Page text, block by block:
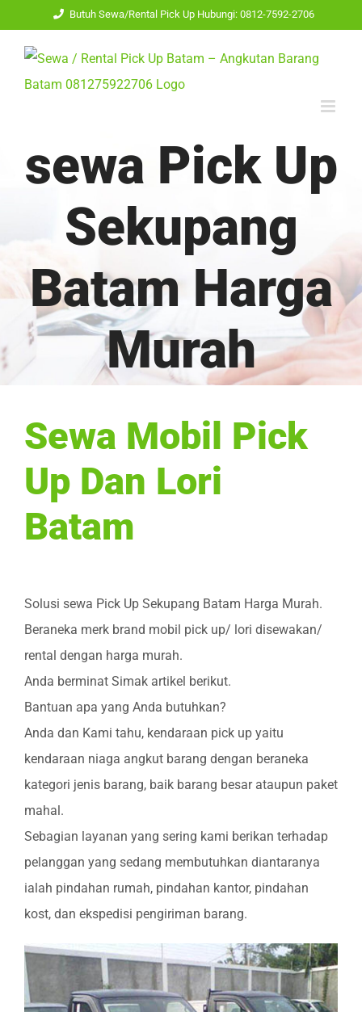
content
Butuh Sewa/Rental Pick Up Hubungi: 0812-7592-2706
sewa Pick Up
Sekupang
Batam Harga
Murah
Sewa Mobil Pick
Up Dan Lori
Batam
Solusi sewa Pick Up Sekupang Batam Harga Murah.
Beraneka merk brand mobil pick up/ lori disewakan/
rental dengan harga murah.
Anda berminat Simak artikel berikut.
Bantuan apa yang Anda butuhkan?
Anda dan Kami tahu, kendaraan pick up yaitu
kendaraan niaga angkut barang dengan beraneka
kategori jenis barang, baik barang besar ataupun paket
mahal.
Sebagian layanan yang sering kami berikan terhadap
pelanggan yang sedang membutuhkan diantaranya
ialah pindahan rumah, pindahan kantor, pindahan
kost, dan ekspedisi pengiriman barang.